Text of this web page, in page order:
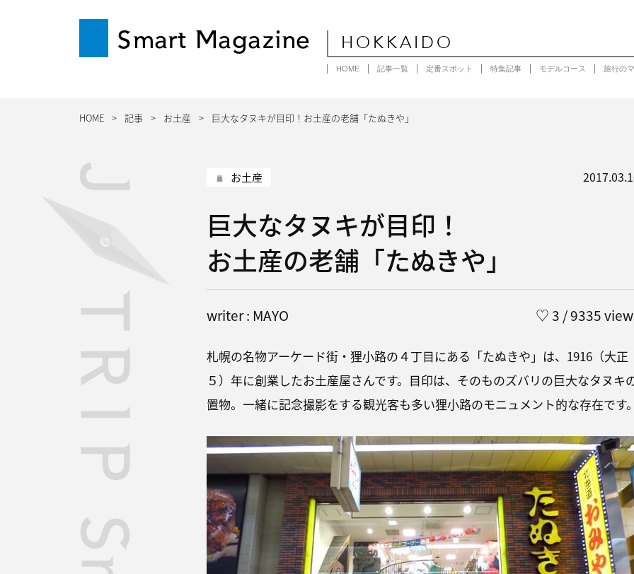
Smart Magazine HOKKAIDO
HOME 記事一覧 定番スポット 特集記事 モデルコース 旅行の
HOME 記事 お土産 巨大なタヌキが目印！お土産の老舗「たぬきや」
お土産
巨大なタヌキが目印！
お土産の老舗「たぬきや」
writer : MAYO ♡3 / 9335
札幌の名物アーケード街・狸小路の４丁目にある「たぬきや」は、1916（大正
５）年に創業したお土産屋さんです。目印は、そのものズバリの巨大なタヌキ
置物。一緒に記念撮影をする観光客も多い狸小路のモニュメント的な存在です